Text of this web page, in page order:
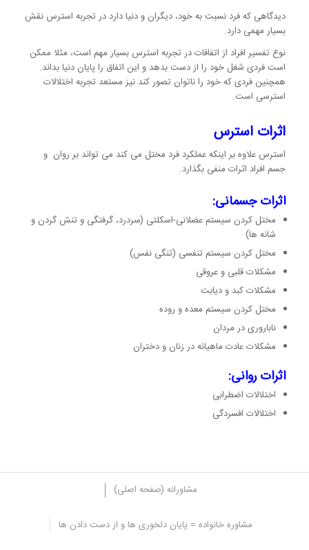
دیدگاهی که فرد نسبت به خود، دیگران و دنیا دارد در تجربه استرس نقش
بسیار مهمی دارد.
نوع تفسیر افراد از اتفاقات در تجربه استرس بسیار مهم است، مثلا ممکن
است فردی شغل خود را از دست بدهد و این اتفاق را پایان دنیا بداند.
همچنین فردی که خود را ناتوان تصور کند نیز مستعد تجربه اختلالات
استرسی است.
اثرات استرس
استرس علاوه بر اینکه عملکرد فرد مختل می کند می تواند بر روان و
جسم افراد اثرات منفی بگذارد.
اثرات جسمانی:
مختل کردن سیستم عضلانی-اسکلتی (سردرد، گرفتگی و تنش گردن و
شانه ها)
مختل کردن سیستم تنفسی (تنگی نفس)
مشکلات قلبی و عروقی
مشکلات کبد و دیابت
مختل کردن سیستم معده و روده
ناباروری در مردان
مشکلات عادت ماهیانه در زنان و دختران
اثرات روانی:
اختلالات اضطرابی
اختلالات افسردگی
مشاورانه (صفحه اصلی)
مشاوره خانواده = پایان دلخوری ها و از دست دادن ها